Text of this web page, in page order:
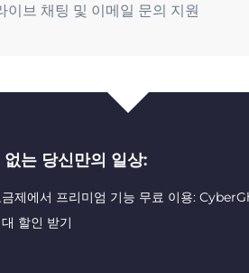
이브 채팅 및 이메일 문의 지원
는 당신만의 일상:
금제에서 프리미엄 기능 무료 이용:
할인 받기